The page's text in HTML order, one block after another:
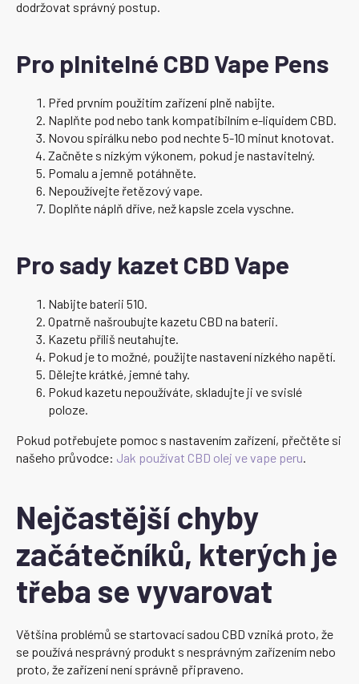
dodržovat správný postup.
Pro plnitelné CBD Vape Pens
Před prvním použitím zařízení plně nabijte.
Naplňte pod nebo tank kompatibilním e-liquidem CBD.
Novou spirálku nebo pod nechte 5-10 minut knotovat.
Začněte s nízkým výkonem, pokud je nastavitelný.
Pomalu a jemně potáhněte.
Nepoužívejte řetězový vape.
Doplňte náplň dříve, než kapsle zcela vyschne.
Pro sady kazet CBD Vape
Nabijte baterii 510.
Opatrně našroubujte kazetu CBD na baterii.
Kazetu příliš neutahujte.
Pokud je to možné, použijte nastavení nízkého napětí.
Dělejte krátké, jemné tahy.
Pokud kazetu nepoužíváte, skladujte ji ve svislé
poloze.
Pokud potřebujete pomoc s nastavením zařízení, přečtěte si
našeho průvodce: Jak používat CBD olej ve vape peru
Nejčastější chyby
začátečníků, kterých je
třeba se vyvarovat
Většina problémů se startovací sadou CBD vzniká proto, že
se používá nesprávný produkt s nesprávným zařízením nebo
proto, že zařízení není správně připraveno.